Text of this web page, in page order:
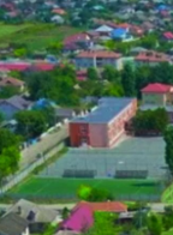
Skip
to
content
Skip
to
left
sidebar
Skip
to
right
sidebar
Skip
to
footer